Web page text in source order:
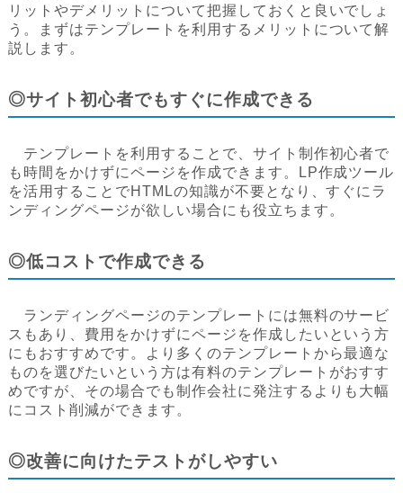
リットやデメリットについて把握しておくと良いでしょ
う。まずはテンプレートを利用するメリットについて解
説します。
◎サイト初心者でもすぐに作成できる
テンプレートを利用することで、サイト制作初心者で
も時間をかけずにページを作成できます。LP作成ツール
を活用することでHTMLの知識が不要となり、すぐにラ
ンディングページが欲しい場合にも役立ちます。
◎低コストで作成できる
ランディングページのテンプレートには無料のサービ
スもあり、費用をかけずにページを作成したいという方
にもおすすめです。より多くのテンプレートから最適な
ものを選びたいという方は有料のテンプレートがおすす
めですが、その場合でも制作会社に発注するよりも大幅
にコスト削減ができます。
◎改善に向けたテストがしやすい